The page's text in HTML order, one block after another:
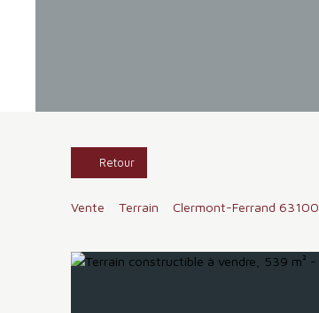
Retour
Vente Terrain Clermont-Ferrand 63100